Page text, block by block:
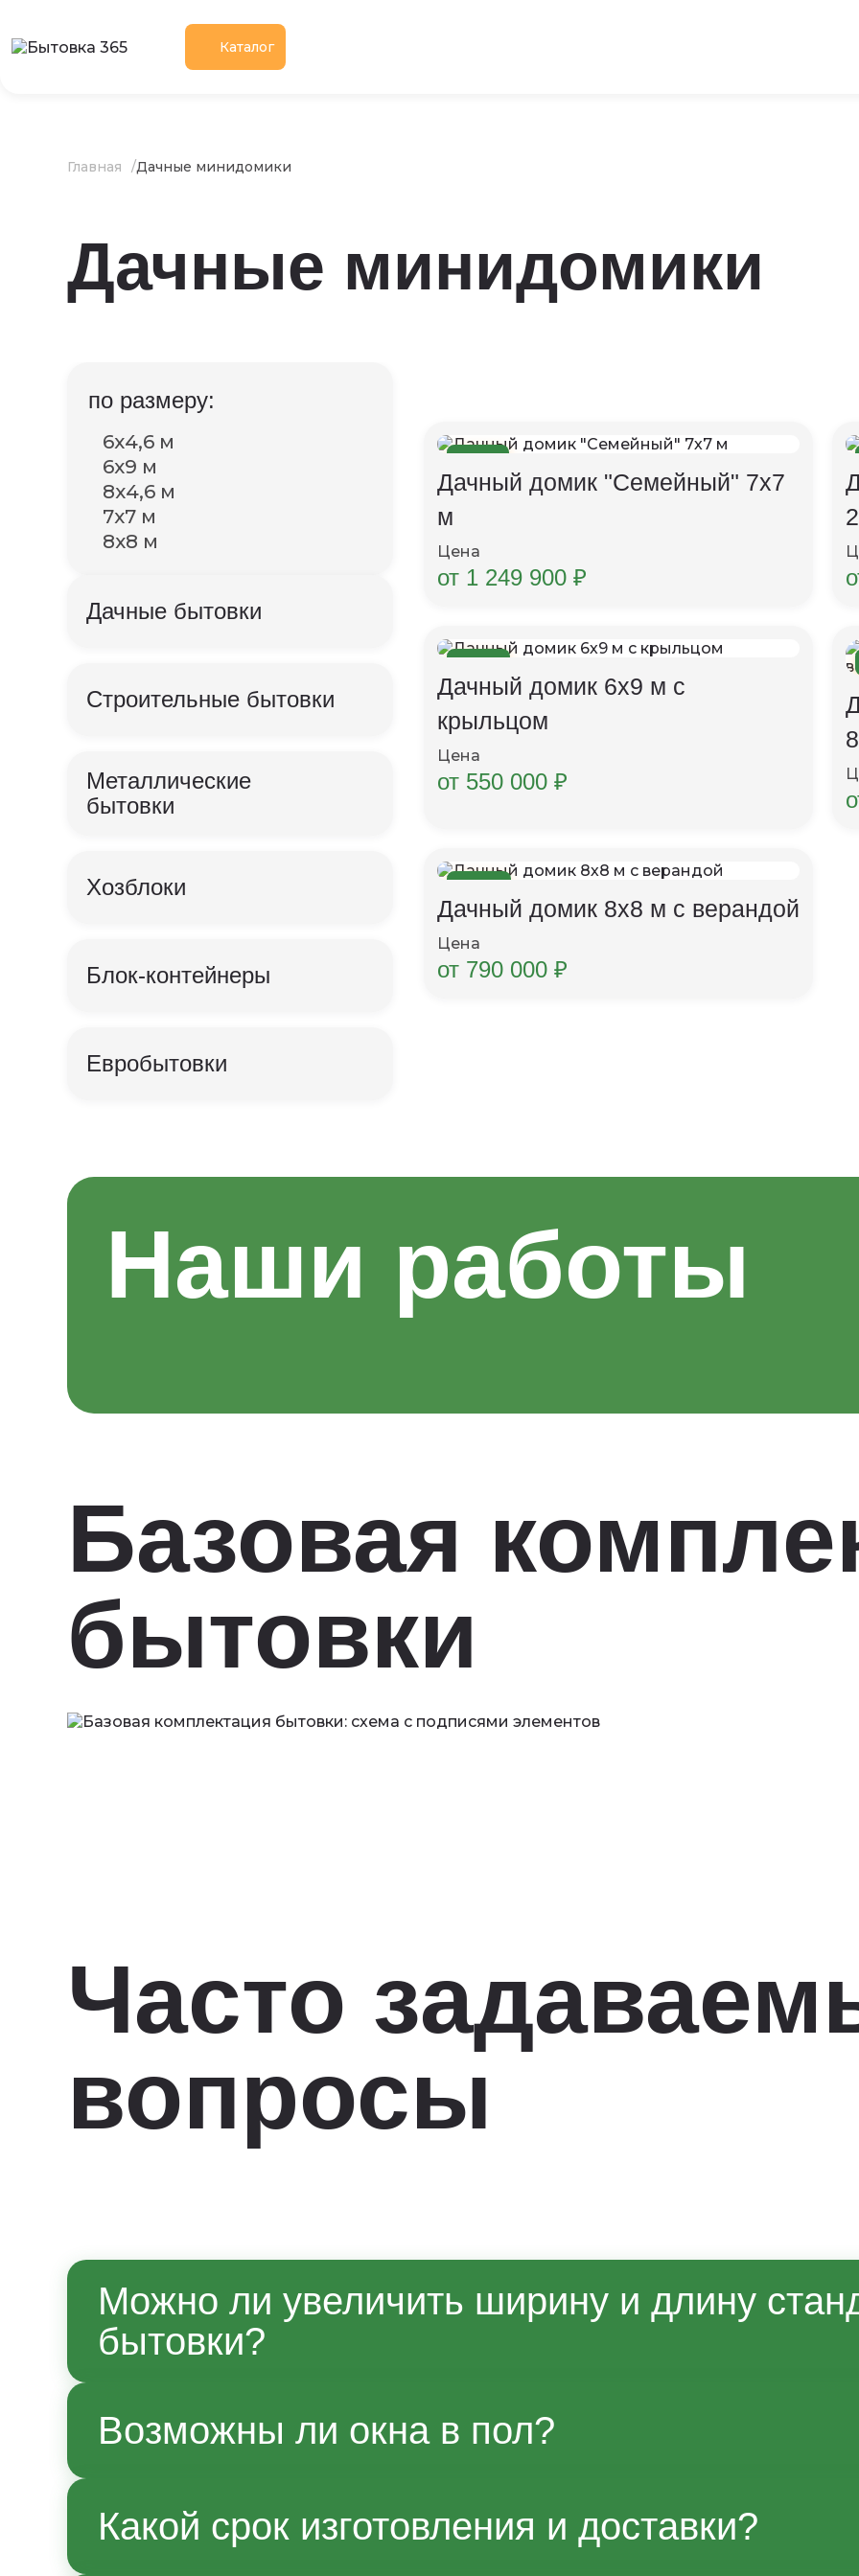
Каталог
Главная Дачные минидомики
Дачные минидомики
по размеру:
6х4,6 м
6х9 м
8х4,6 м
7х7 м
8х8 м
Дачные бытовки
Строительные бытовки
Металлические
бытовки
Хозблоки
Блок-контейнеры
Евробытовки
7×7 м
Дачный домик "Семейный" 7х7
м
Цена
от 1 249 900 ₽
6×9 м
Дачный домик 6х9 м с
крыльцом
Цена
от 550 000 ₽
8×8 м
Дачный домик 8х8 м с верандой
Цена
от 790 000 ₽
Наши работы
Базовая
бытовки
Часто
вопросы
Можно ли увеличить ширину и длину
бытовки?
Да, по согласованию с менеджером возможны изменения
производства. Точные параметры и влияние на стоимость
Возможны ли окна в пол?
Да, возможно.
Какой срок изготовления и доставки?